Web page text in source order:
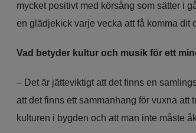
mycket positivt med körsång som sätter i
en glädjekick varje vecka att få komma dit
Vad betyder kultur och musik för ett
– Det är jätteviktigt att det finns en
att det finns ett sammanhang för vuxna att
kulturen i bygden och att man inte måste